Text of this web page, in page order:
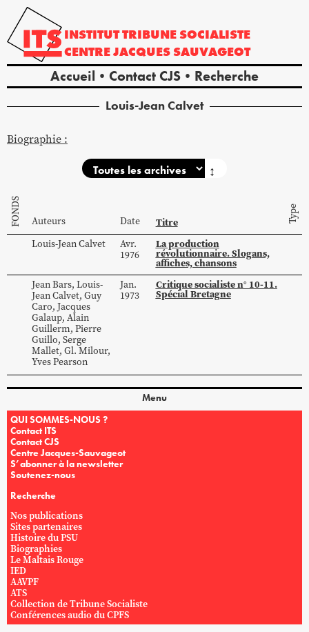
INSTITUTTRIBUNE SOCIALISTE
CENTREJACQUES SAUVAGEOT
Accueil Contact CJS Recherche
Louis-JeanCalvet
Biographie :
↕
FONDS Auteurs Date Titre Type
Louis-JeanCalvet
Avr.
1976
La production
révolutionnaire. Slogans,
affiches, chansons
JeanBars, Louis-
JeanCalvet, Guy
Caro, Jacques
Galaup, Alain
Guillerm, Pierre
Guillo, Serge
Mallet, Gl. Milour,
YvesPearson
Jan.
1973
Critique socialiste n° 10-11.
Spécial Bretagne
Menu
QUI SOMMES-NOUS ?
Contact ITS
Contact CJS
Centre Jacques-Sauvageot
S’abonner à la newsletter
Soutenez-nous
Recherche
Nos publications
Sites partenaires
Histoire du PSU
Biographies
Le Maltais Rouge
IED
AAVPF
ATS
Collection de Tribune Socialiste
Conférences audio du CPFS